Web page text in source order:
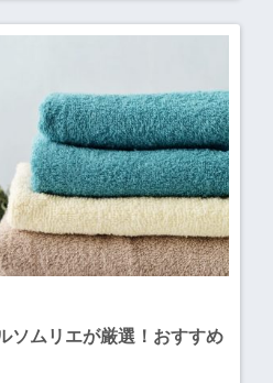
ソムリエが厳選！おすすめ